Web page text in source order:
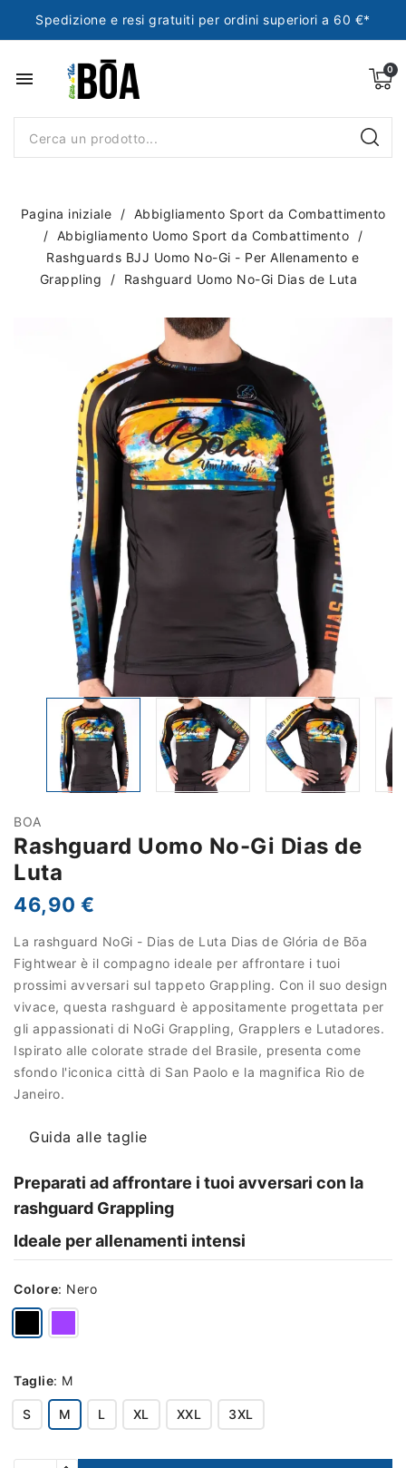
Spedizione e resi gratuiti per ordini superiori a 60 €*
menu
Pagina iniziale
Abbigliamento Sport da Combattimento
Abbigliamento Uomo Sport da Combattimento
Rashguards BJJ Uomo No-Gi - Per Allenamento e
Grappling
Rashguard Uomo No-Gi Dias de Luta
BOA
Rashguard Uomo No-Gi Dias de
Luta
46,90 €
La rashguard NoGi - Dias de Luta Dias de Glória de Bōa
Fightwear è il compagno ideale per affrontare i tuoi
prossimi avversari sul tappeto Grappling. Con il suo design
vivace, questa rashguard è appositamente progettata per
gli appassionati di NoGi Grappling, Grapplers e Lutadores.
Ispirato alle colorate strade del Brasile, presenta come
sfondo l'iconica città di San Paolo e la magnifica Rio de
Janeiro.
Guida alle taglie
Preparati ad affrontare i tuoi avversari con la
rashguard Grappling
Ideale per allenamenti intensi
Colore: Nero
Taglie: M
S M L XL XXL 3XL